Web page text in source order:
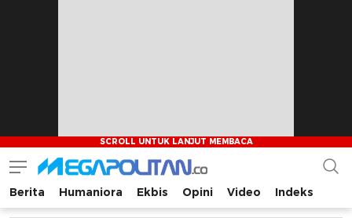
Megapolitan.co
Menyajikan berita-berita fakta bagi pembaca
Berita Humaniora Ekbis Opini Video Indeks